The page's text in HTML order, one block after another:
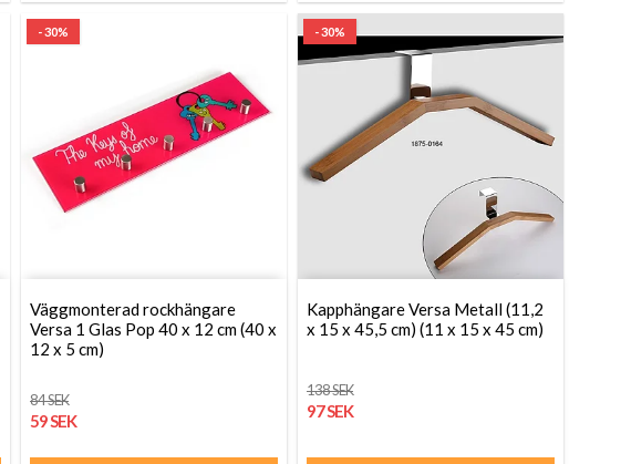
- 30%
Väggmonterad rockhängare
Versa 1 Glas Pop 40 x 12 cm (40 x
12 x 5 cm)
84 SEK
59 SEK
- 30%
Kapphängare Versa Metall (11,2
x 15 x 45,5 cm) (11 x 15 x 45 cm)
138 SEK
97 SEK